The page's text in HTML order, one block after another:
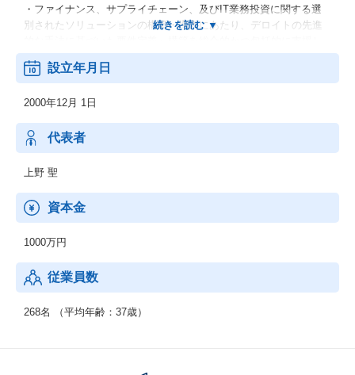
・ファイナンス、サプライチェーン、及びIT業務投資に関する選
別されたソリューションの構築・導入にあたり、デロイトの先進
ます。
・企業のデジタル改革・戦略を実現するための先進的なデジタル
ソリューションの構築・導入を、プロセス設計とあわせて総合的
に支援します。
【Managed Services (AMS)】
るため、その維持改善や活用、さらなるトランスフォーメーショ
ンを総合的に支援します。
設立年月日
2000年12月 1日
代表者
上野 聖
資本金
1000万円
従業員数
268名 （平均年齢：37歳）